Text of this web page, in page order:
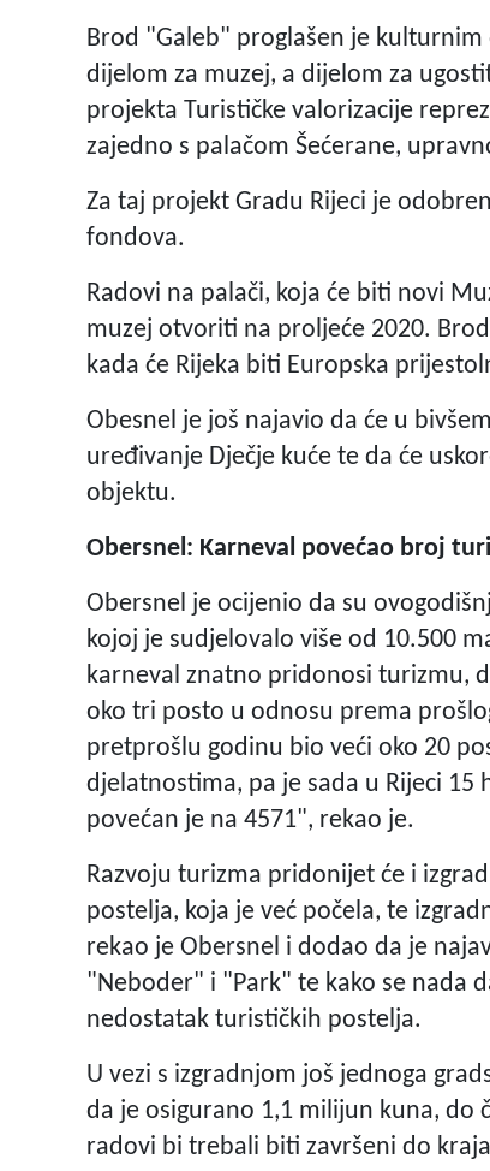
Brod "Galeb" proglašen je
dijelom za muzej, a dijelom za
projekta Turističke valorizacije
zajedno s palačom Šećerane,
Za taj projekt Gradu Rijeci je
fondova.
Radovi na palači, koja će biti novi
muzej otvoriti na proljeće 2020.
kada će Rijeka biti Europska
Obesnel je još najavio da će u
uređivanje Dječje kuće te da će
objektu.
Obersnel: Karneval povećao broj
Obersnel je ocijenio da su
kojoj je sudjelovalo više od 10.500
karneval znatno pridonosi turizmu,
oko tri posto u odnosu prema
pretprošlu godinu bio veći oko 20
djelatnostima, pa je sada u Rijeci
povećan je na 4571", rekao je.
Razvoju turizma pridonijet će i
postelja, koja je već počela, te
rekao je Obersnel i dodao da je
"Neboder" i "Park" te kako se nada
nedostatak turističkih postelja.
U vezi s izgradnjom još jednoga
da je osigurano 1,1 milijun kuna, do
radovi bi trebali biti završeni do